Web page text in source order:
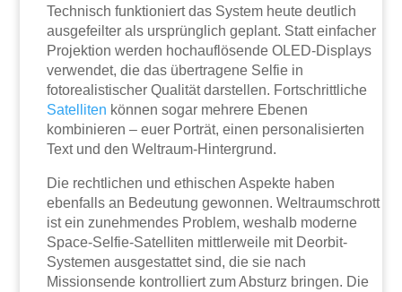
Technisch funktioniert das System heute deutlich
ausgefeilter als ursprünglich geplant. Statt einfacher
Projektion werden hochauflösende OLED-Displays
verwendet, die das übertragene Selfie in
fotorealistischer Qualität darstellen. Fortschrittliche
Satelliten können sogar mehrere Ebenen
kombinieren – euer Porträt, einen personalisierten
Text und den Weltraum-Hintergrund.
Die rechtlichen und ethischen Aspekte haben
ebenfalls an Bedeutung gewonnen. Weltraumschrott
ist ein zunehmendes Problem, weshalb moderne
Space-Selfie-Satelliten mittlerweile mit Deorbit-
Systemen ausgestattet sind, die sie nach
Missionsende kontrolliert zum Absturz bringen. Die